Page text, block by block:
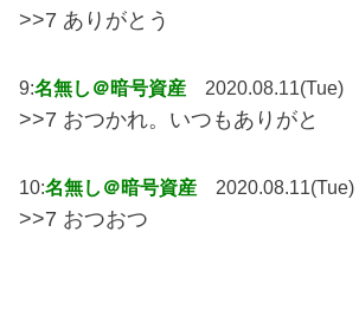
>>7 ありがとう
9:名無し＠暗号資産 2020.08.11(Tue)
>>7 おつかれ。いつもありがと
10:名無し＠暗号資産 2020.08.11(Tue)
>>7 おつおつ